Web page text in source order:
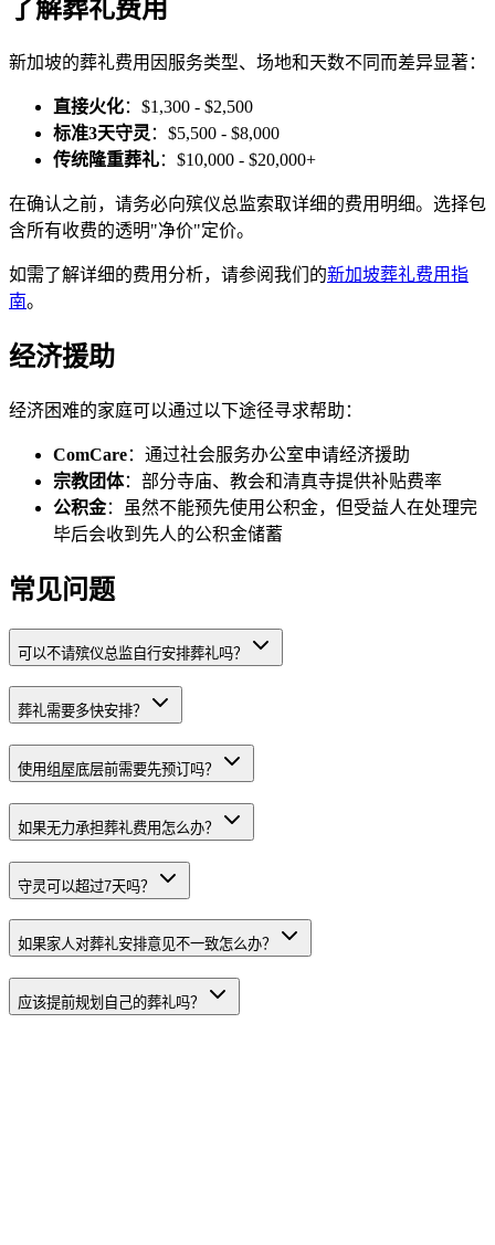
了解葬礼费用
新加坡的葬礼费用因服务类型、场地和天数不同而差异显著：
直接火化：$1,300 - $2,500
标准3天守灵 ：$5,500 - $8,000
传统隆重葬礼：$10,000 - $20,000+
在确认之前，请务必向殡仪总监索取详细的费用明细。选择包
含所有收费的透明"净价"定价。
如需了解详细的费用分析，请参阅我们的新加坡葬礼费用指
南。
经济援助
经济困难的家庭可以通过以下途径寻求帮助：
ComCare：通过社会服务办公室申请经济援助
宗教团体：部分寺庙、教会和清真寺提供补贴费率
公积金：虽然不能预先使用公积金，但受益人在处理完
毕后会收到先人的公积金储蓄
常见问题
可以不请殡仪总监自行安排葬礼吗？
葬礼需要多快安排？
使用组屋底层前需要先预订吗？
如果无力承担葬礼费用怎么办？
守灵可以超过7天吗？
如果家人对葬礼安排意见不一致怎么办？
应该提前规划自己的葬礼吗？